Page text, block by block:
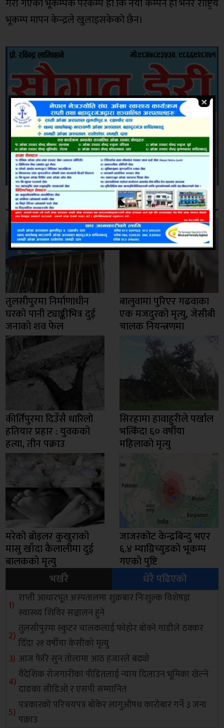
गरी गएको भूकम्पकै परकम्प हो कि नयाँ कम्पन हो भनेर राष्ट्रिय
भूकम्प मापन केन्द्रले खुलाइसकेको छैन।
सम्बन्धित
तुलसीपुरमा निर्माणाधीन
घरको पानी ट्याङ्कीभित्र दुई
जनाको शव फेल
बालुवामा पुरिएर गढवाका
एक मजदुरको मृत्यु, जेसीबी
चालक नियन्त्रणमा
कीर्तिपुरमा दिउँसै धारिलो
हतियार प्रहार : युवकको
हत्या, तीन पक्राउ
सिरहामा हावाहुरीले पर्खाल
भत्किँदा ६० वर्षीया
महिलाको मृत्यु
मरेको ब्रोइलर कुखुराको
मासु खाँदा कैलालीमा दुई
बालकको मृत्यु
जाजरकोट केन्द्रबिन्दु भएर
६.४ म्याग्निच्युडको भूकम्प
गएको पुष्टि
भर्खरै
धेरै पढिएको
राप्ती आधारभूत अस्पतालमा शुक्रबार निःशुल्क विशेषज्ञ
स्वास्थ्य शिविर सञ्चालन हुने
तुलसीपुरमा स्कुटर चालकलाई फोहोर बोक्ने गाडीले ठक्कर
दिँदा २१ वर्षीया केसीको मृत्यु
आज फेरि सुन तोलामा आठ हजारले बढ्यो
वैदेशिक रोजगारीका पीडितलाई न्याय दिलाउन भूमिका खेल्ने
दाङका सीडिओ र एसपी सम्मानित
पत्रकारको परिचयपत्र बोकेर लागुऔषध कारोबार गर्ने ३ जना
पक्राउ